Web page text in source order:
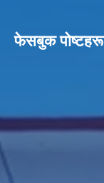
फेसबुक पाेष्टहरू